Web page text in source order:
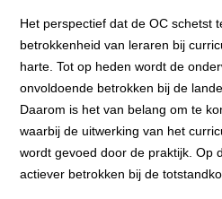
Het perspectief dat de OC schetst
betrokkenheid van leraren bij
harte. Tot op heden wordt de
onvoldoende betrokken bij de
Daarom is het van belang om te
waarbij de uitwerking van het
wordt gevoed door de praktijk. Op
actiever betrokken bij de